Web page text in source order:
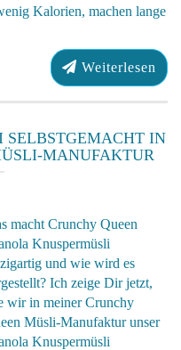
Kalorien, machen lange
Weiterlesen
SELBSTGEMACHT IN
MANUFAKTUR
macht Crunchy Queen
Knuspermüsli
und wie wird es
Ich zeige Dir jetzt,
wir in meiner Crunchy
Müsli-Manufaktur unser
Knuspermüsli